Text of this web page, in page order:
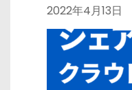
2022年4月13日